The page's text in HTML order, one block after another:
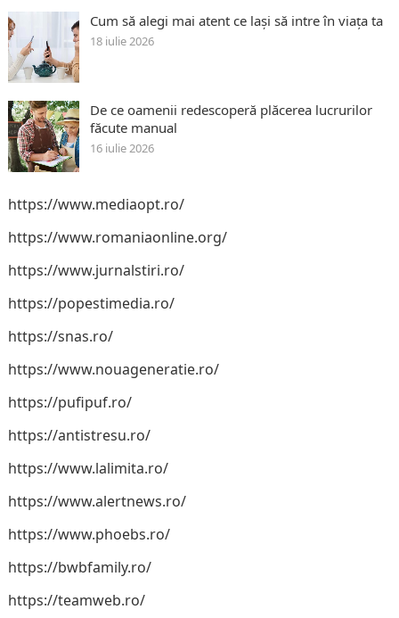
Cum să alegi mai atent ce lași să intre în viața ta
18 iulie 2026
De ce oamenii redescoperă plăcerea lucrurilor
făcute manual
16 iulie 2026
https://www.mediaopt.ro/
https://www.romaniaonline.org/
https://www.jurnalstiri.ro/
https://popestimedia.ro/
https://snas.ro/
https://www.nouageneratie.ro/
https://pufipuf.ro/
https://antistresu.ro/
https://www.lalimita.ro/
https://www.alertnews.ro/
https://www.phoebs.ro/
https://bwbfamily.ro/
https://teamweb.ro/